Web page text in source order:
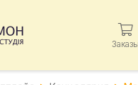
Заказы